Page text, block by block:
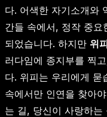
다. 어색한 자기소개와
간들 속에서, 정작 중
되었습니다. 하지만 위
러다임에 종지부를 찍
다. 위피는 우리에게 묻
속에서만 인연을 찾아
는 길, 당신이 사랑하